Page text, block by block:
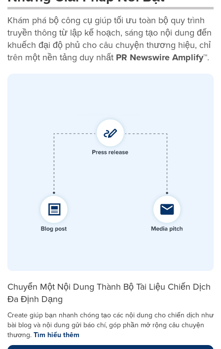
Khám phá bộ công cụ giúp tối ưu toàn bộ quy trình
truyền thông từ lập kế hoạch, sáng tạo nội dung đến
khuếch đại độ phủ cho câu chuyện thương hiệu, chỉ
trên một nền tảng duy nhất PR Newswire Amplify™.
Chuyển Một Nội Dung Thành Bộ Tài Liệu Chiến Dịch
Đa Định Dạng
Create giúp bạn nhanh chóng tạo các nội dung cho chiến dịch như
bài blog và nội dung gửi báo chí, góp phần mở rộng câu chuyện
thương.Tìm hiểu thêm